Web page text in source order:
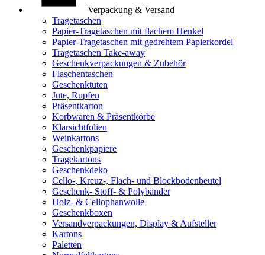
Verpackung & Versand
Tragetaschen
Papier-Tragetaschen mit flachem Henkel
Papier-Tragetaschen mit gedrehtem Papierkordel
Tragetaschen Take-away
Geschenkverpackungen & Zubehör
Flaschentaschen
Geschenktüten
Jute, Rupfen
Präsentkarton
Korbwaren & Präsentkörbe
Klarsichtfolien
Weinkartons
Geschenkpapiere
Tragekartons
Geschenkdeko
Cello-, Kreuz-, Flach- und Blockbodenbeutel
Geschenk- Stoff- & Polybänder
Holz- & Cellophanwolle
Geschenkboxen
Versandverpackungen, Display & Aufsteller
Kartons
Paletten